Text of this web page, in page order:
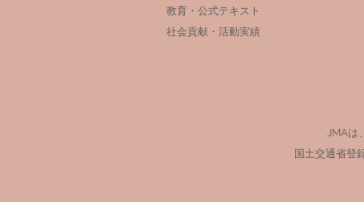
教育・公式テキスト
社会貢献・活動実績
JMAは
国土交通省登